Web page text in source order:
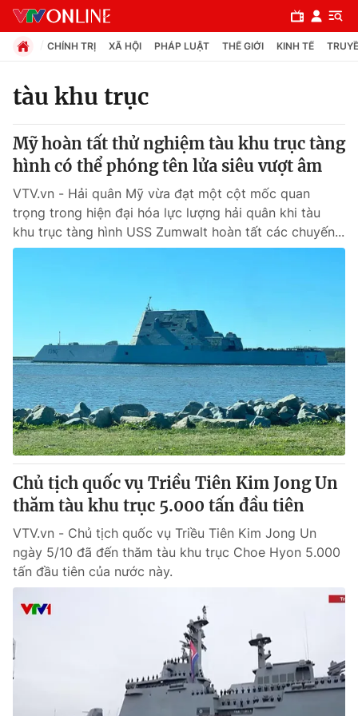
Chuyên mục
Chính trị
Xã hội
Pháp luật
Thế giới
Tin tức
Thế giới đó đây
Câu chuyện quốc tế
Kinh tế
Tài chính
Thị trường
Góc doanh nghiệp
Dữ liệu và đời sống
Truyền hình
Hậu trường
Nhân vật
Khán giả
Giải sao mai
Giải trí
Điện ảnh
Đời sống
Du lịch
Làm đẹp
Chất lượng cuộc sống
Tuyển sinh
Công nghệ
Hitech Công nghệ tương lai
CHÍNH TRỊ XÃ HỘI PHÁP LUẬT THẾ GIỚI KINH TẾ
tàu khu trục
Mỹ hoàn tất thử nghiệm tàu khu trục tàng
hình có thể phóng tên lửa siêu vượt âm
VTV.vn - Hải quân Mỹ vừa đạt một cột mốc quan
trọng trong hiện đại hóa lực lượng hải quân khi tàu
khu trục tàng hình USS Zumwalt hoàn tất các chuyến...
Chủ tịch quốc vụ Triều Tiên Kim Jong Un
thăm tàu khu trục 5.000 tấn đầu tiên
VTV.vn - Chủ tịch quốc vụ Triều Tiên Kim Jong Un
ngày 5/10 đã đến thăm tàu khu trục Choe Hyon 5.000
tấn đầu tiên của nước này.